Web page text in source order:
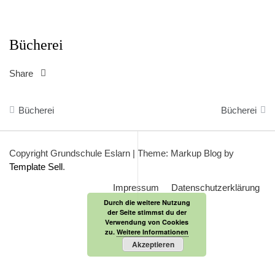
Bücherei
Share
Beitragsnavigation
Bücherei Bücherei
Copyright Grundschule Eslarn | Theme: Markup Blog by
Template Sell.
Impressum
Datenschutzerklärung
Durch die weitere Nutzung
der Seite stimmst du der
Verwendung von Cookies
zu. Weitere Informationen
Akzeptieren